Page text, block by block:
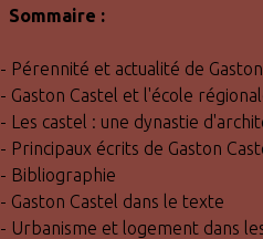
Sommaire :
- Pérennité et actualité de
- Gaston Castel et l'école
- Les castel : une dynastie
- Principaux écrits de Gaston
- Bibliographie
- Gaston Castel dans le texte
- Urbanisme et logement dans